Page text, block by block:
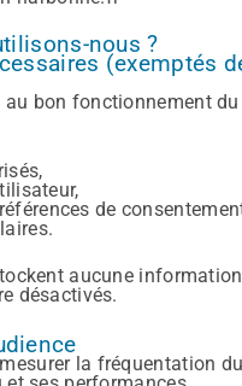
nous ?
(exemptés
bon fonctionnement du
de
aucune information
désactivés.
la fréquentation